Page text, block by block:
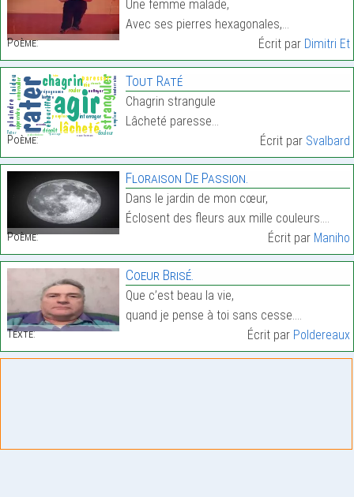
Poème:
Une femme malade,
Avec ses pierres hexagonales,…
Écrit par Dimitri Et
Poème:
Tout Raté
Chagrin strangule
Lâcheté paresse…
Écrit par Svalbard
Poème:
Floraison De Passion.
Dans le jardin de mon cœur,
Éclosent des fleurs aux mille couleurs.…
Écrit par Maniho
Texte:
Coeur Brisé.
Que c’est beau la vie,
quand je pense à toi sans cesse.…
Écrit par Poldereaux